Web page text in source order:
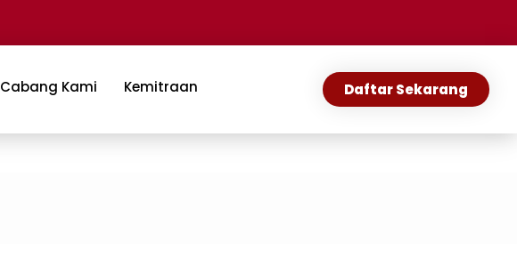
Cabang Kami Kemitraan Daftar Sekarang